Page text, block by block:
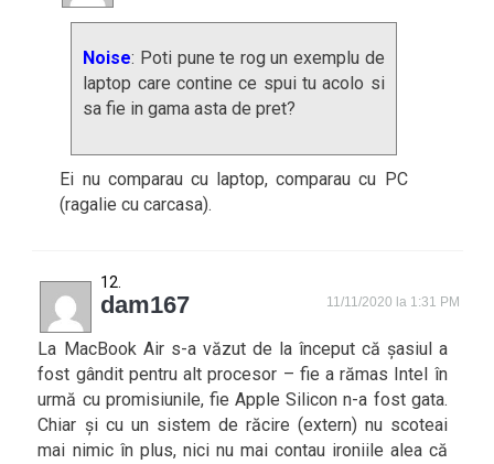
Noise: Poti pune te rog un exemplu de
laptop care contine ce spui tu acolo si
sa fie in gama asta de pret?
Ei nu comparau cu laptop, comparau cu PC
(ragalie cu carcasa).
dam167 11/11/2020 la 1:31 PM
La MacBook Air s-a văzut de la început că șasiul a
fost gândit pentru alt procesor – fie a rămas Intel în
urmă cu promisiunile, fie Apple Silicon n-a fost gata.
Chiar și cu un sistem de răcire (extern) nu scoteai
mai nimic în plus, nici nu mai contau ironiile alea că